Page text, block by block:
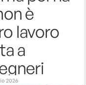
è
lavoro
a
2026